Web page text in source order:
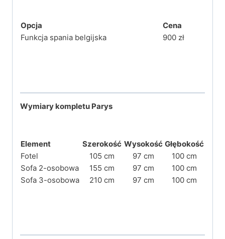
Opcja
Cena
Funkcja spania belgijska
900 zł
Wymiary kompletu Parys
Element Szerokość Wysokość Głębokość
Fotel
105 cm 97 cm
100 cm
Sofa 2-osobowa
155 cm 97 cm
100 cm
Sofa 3-osobowa
210 cm 97 cm 100 cm